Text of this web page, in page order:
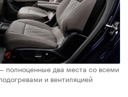
два места со всеми
и вентиляцией